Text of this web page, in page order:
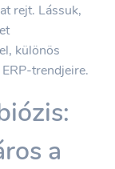
rejt. Lássuk,
különös
trendjeire.
a